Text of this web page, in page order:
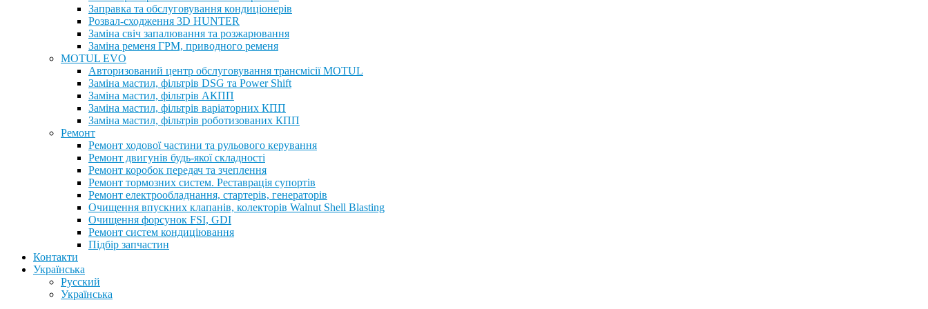
Заправка та обслуговування кондиціонерів
Розвал-сходження 3D HUNTER
Заміна свіч запалювання та розжарювання
Заміна ременя ГРМ, приводного ременя
MOTUL EVO
Авторизований центр обслуговування трансмісії MOTUL
Заміна мастил, фільтрів DSG та Power Shift
Заміна мастил, фільтрів АКПП
Заміна мастил, фільтрів варіаторних КПП
Заміна мастил, фільтрів роботизованих КПП
Ремонт
Ремонт ходової частини та рульового керування
Ремонт двигунів будь-якої складності
Ремонт коробок передач та зчеплення
Ремонт тормозних систем. Реставрація супортів
Ремонт електрообладнання, стартерів, генераторів
Очищення впускних клапанів, колекторів Walnut Shell Blasting
Очищення форсунок FSI, GDI
Ремонт систем кондиціювання
Підбір запчастин
Контакти
Українська
Русский
Українська